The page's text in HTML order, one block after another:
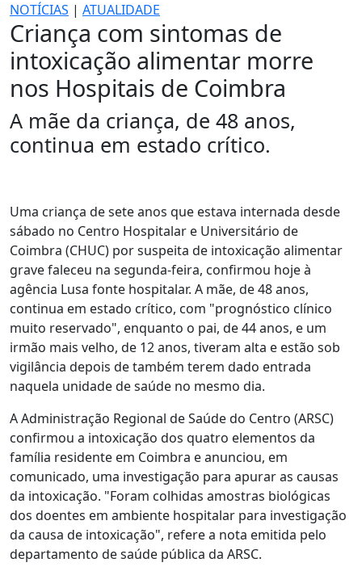
NOTÍCIAS | ATUALIDADE
Criança com sintomas de
intoxicação alimentar morre
nos Hospitais de Coimbra
A mãe da criança, de 48 anos,
continua em estado crítico.
Uma criança de sete anos que estava internada desde
sábado no Centro Hospitalar e Universitário de
Coimbra (CHUC) por suspeita de intoxicação alimentar
grave faleceu na segunda-feira, confirmou hoje à
agência Lusa fonte hospitalar. A mãe, de 48 anos,
continua em estado crítico, com "prognóstico clínico
muito reservado", enquanto o pai, de 44 anos, e um
irmão mais velho, de 12 anos, tiveram alta e estão sob
vigilância depois de também terem dado entrada
naquela unidade de saúde no mesmo dia.
A Administração Regional de Saúde do Centro (ARSC)
confirmou a intoxicação dos quatro elementos da
família residente em Coimbra e anunciou, em
comunicado, uma investigação para apurar as causas
da intoxicação. "Foram colhidas amostras biológicas
dos doentes em ambiente hospitalar para investigação
da causa de intoxicação", refere a nota emitida pelo
departamento de saúde pública da ARSC.